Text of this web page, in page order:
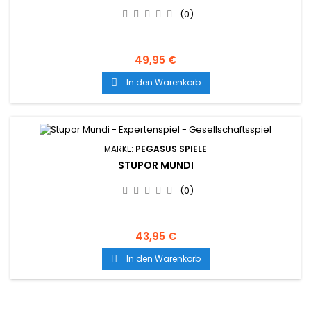
(0)
49,95 €
 In den Warenkorb
MARKE: PEGASUS SPIELE
STUPOR MUNDI
(0)
43,95 €
 In den Warenkorb